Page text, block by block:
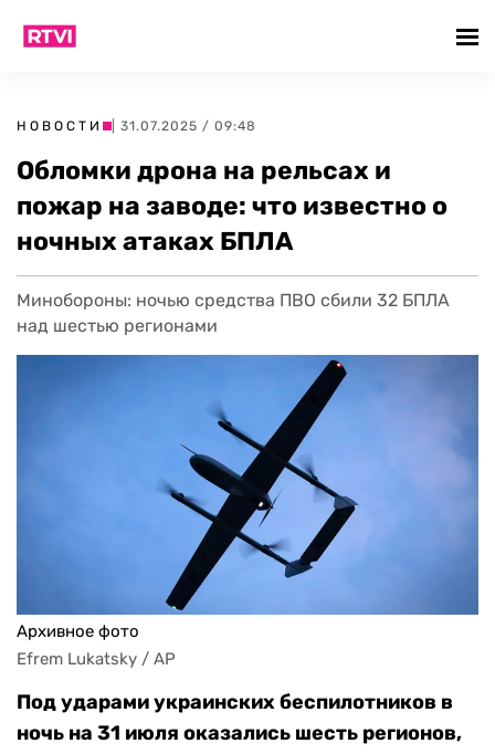
НОВОСТИ | 31.07.2025 / 09:48
Обломки дрона на рельсах и
пожар на заводе: что известно о
ночных атаках БПЛА
Минобороны: ночью средства ПВО сбили 32 БПЛА
над шестью регионами
Архивное фото
Efrem Lukatsky / AP
Под ударами украинских беспилотников в
ночь на 31 июля оказались шесть регионов,